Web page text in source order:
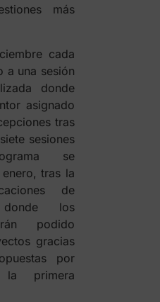
más
cada
a una sesión
donde
asignado
tras
sesiones
se
tras la
de
los
podido
gracias
por
la primera